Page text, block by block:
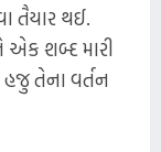
તૈયાર થઈ.
એક શબ્દ મારી
તેના વર્તન